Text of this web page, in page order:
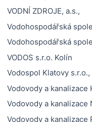
VODNÍ ZDROJE, a.s.,
Vodohospodářská
Vodohospodářská
VODOS s.r.o. Kolín
Vodospol Klatovy s.r.o.,
Vodovody a kanalizace
Vodovody a kanalizace
Vodovody a kanalizace